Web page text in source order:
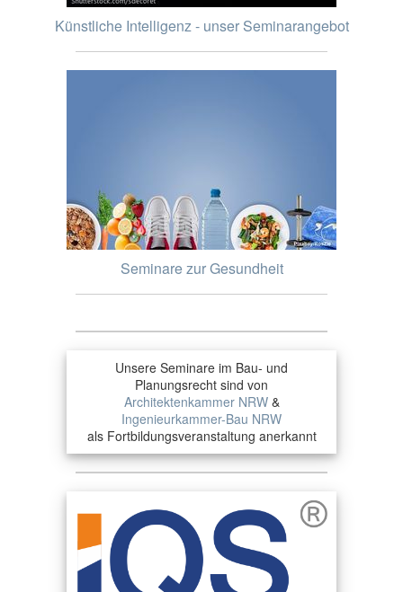
Künstliche Intelligenz - unser Seminarangebot
Seminare zur Gesundheit
Unsere Seminare im Bau- und
Planungsrecht sind von
Architektenkammer NRW&
Ingenieurkammer-Bau NRW
als Fortbildungsveranstaltung anerkannt